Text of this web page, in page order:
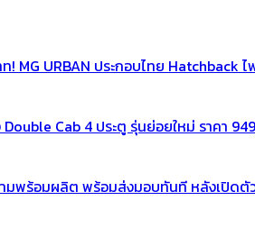
MG URBAN ประกอบไทย Hatchback ไ
Double Cab 4 ประตู รุ่นย่อยใหม่ ราคา
ามพร้อมผลิต พร้อมส่งมอบทันที หลังเปิดตั